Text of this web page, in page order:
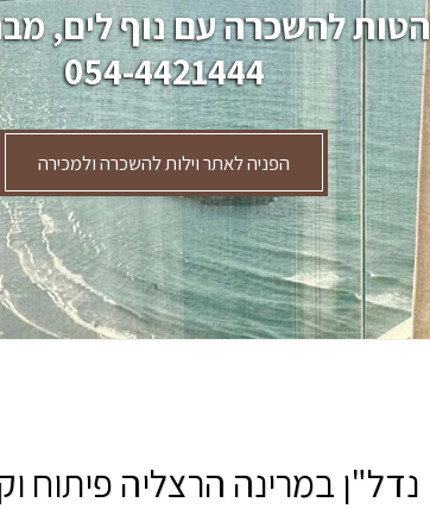
להשכרה עם נוף לים,
054-4421444
הפניה לאתר וילות להשכרה ולמכירה
נדל"ן במרינה הרצליה פיתוח